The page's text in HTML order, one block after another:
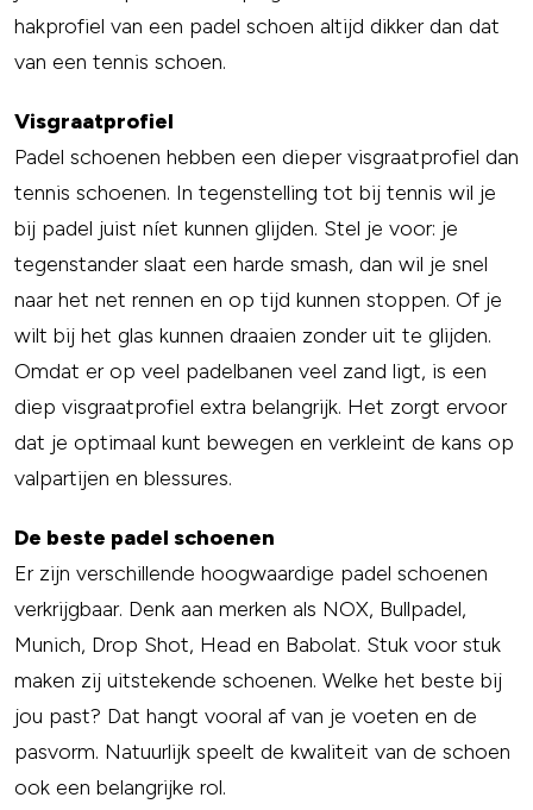
hakprofiel van een padel schoen altijd dikker dan dat
van een tennis schoen.
Visgraatprofiel
Padel schoenen hebben een dieper visgraatprofiel dan
tennis schoenen. In tegenstelling tot bij tennis wil je
bij padel juist níet kunnen glijden. Stel je voor: je
tegenstander slaat een harde smash, dan wil je snel
naar het net rennen en op tijd kunnen stoppen. Of je
wilt bij het glas kunnen draaien zonder uit te glijden.
Omdat er op veel padelbanen veel zand ligt, is een
diep visgraatprofiel extra belangrijk. Het zorgt ervoor
dat je optimaal kunt bewegen en verkleint de kans op
valpartijen en blessures.
De beste padel schoenen
Er zijn verschillende hoogwaardige padel schoenen
verkrijgbaar. Denk aan merken als NOX, Bullpadel,
Munich, Drop Shot, Head en Babolat. Stuk voor stuk
maken zij uitstekende schoenen. Welke het beste bij
jou past? Dat hangt vooral af van je voeten en de
pasvorm. Natuurlijk speelt de kwaliteit van de schoen
ook een belangrijke rol.